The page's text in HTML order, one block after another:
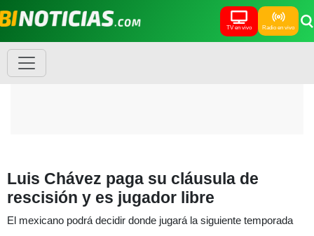
TV en vivo Radio en vivo
Luis Chávez paga su cláusula de
rescisión y es jugador libre
El mexicano podrá decidir donde jugará la siguiente temporada